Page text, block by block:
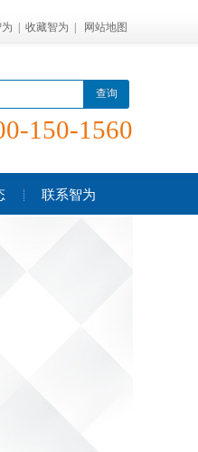
收藏智为 网站地图
查询
150-1560
联系智为